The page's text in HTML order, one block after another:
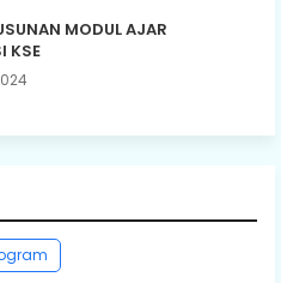
MODUL AJAR
KSE